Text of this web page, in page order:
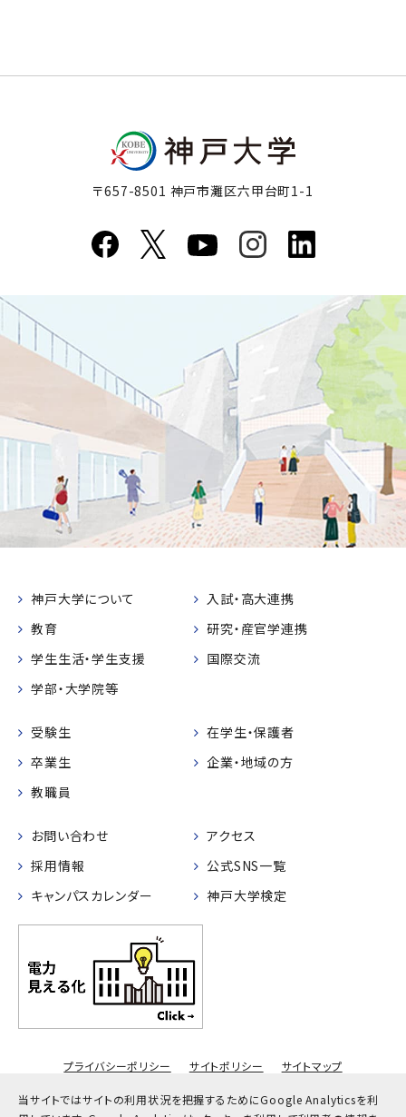
当サイトではサイトの利用状況を把握するためにGoogle Analyticsを利
〒657-8501 神戸市灘区六甲台町1-1
神戸大学について
入試・高大連携
教育
研究・産官学連携
学生生活・学生支援
国際交流
学部・大学院等
受験生
在学生・保護者
卒業生
企業・地域の方
教職員
お問い合わせ
アクセス
採用情報
公式SNS一覧
キャンパスカレンダー
神戸大学検定
プライバシーポリシー サイトポリシー サイトマップ
© Kobe University